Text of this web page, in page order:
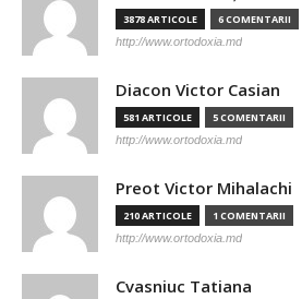
3878 ARTICOLE 6 COMENTARII
http://www.ortodoxia.md
Diacon Victor Casian
581 ARTICOLE 5 COMENTARII
http://www.ortodoxia.md
Preot Victor Mihalachi
210 ARTICOLE 1 COMENTARII
http://www.ortodoxia.md
Cvasniuc Tatiana